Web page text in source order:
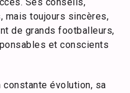
mais toujours sincères,
de grands footballeurs,
et conscients
constante évolution, sa